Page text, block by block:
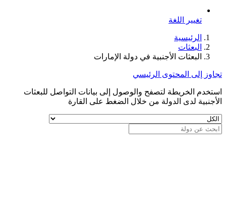
تغيير اللغة
الرئيسية
البعثات
البعثات الأجنبية في دولة الإمارات
تجاوز إلى المحتوى الرئيسي
استخدم الخريطة لتصفح والوصول إلى بيانات التواصل للبعثات
الأجنبية لدى الدولة من خلال الضغط على القارة